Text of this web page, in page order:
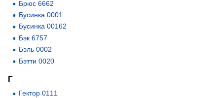
Брюс 6662
Бусинка 0001
Бусинка 00162
Бэк 6757
Бэль 0002
Бэтти 0020
Г
Гектор 0111